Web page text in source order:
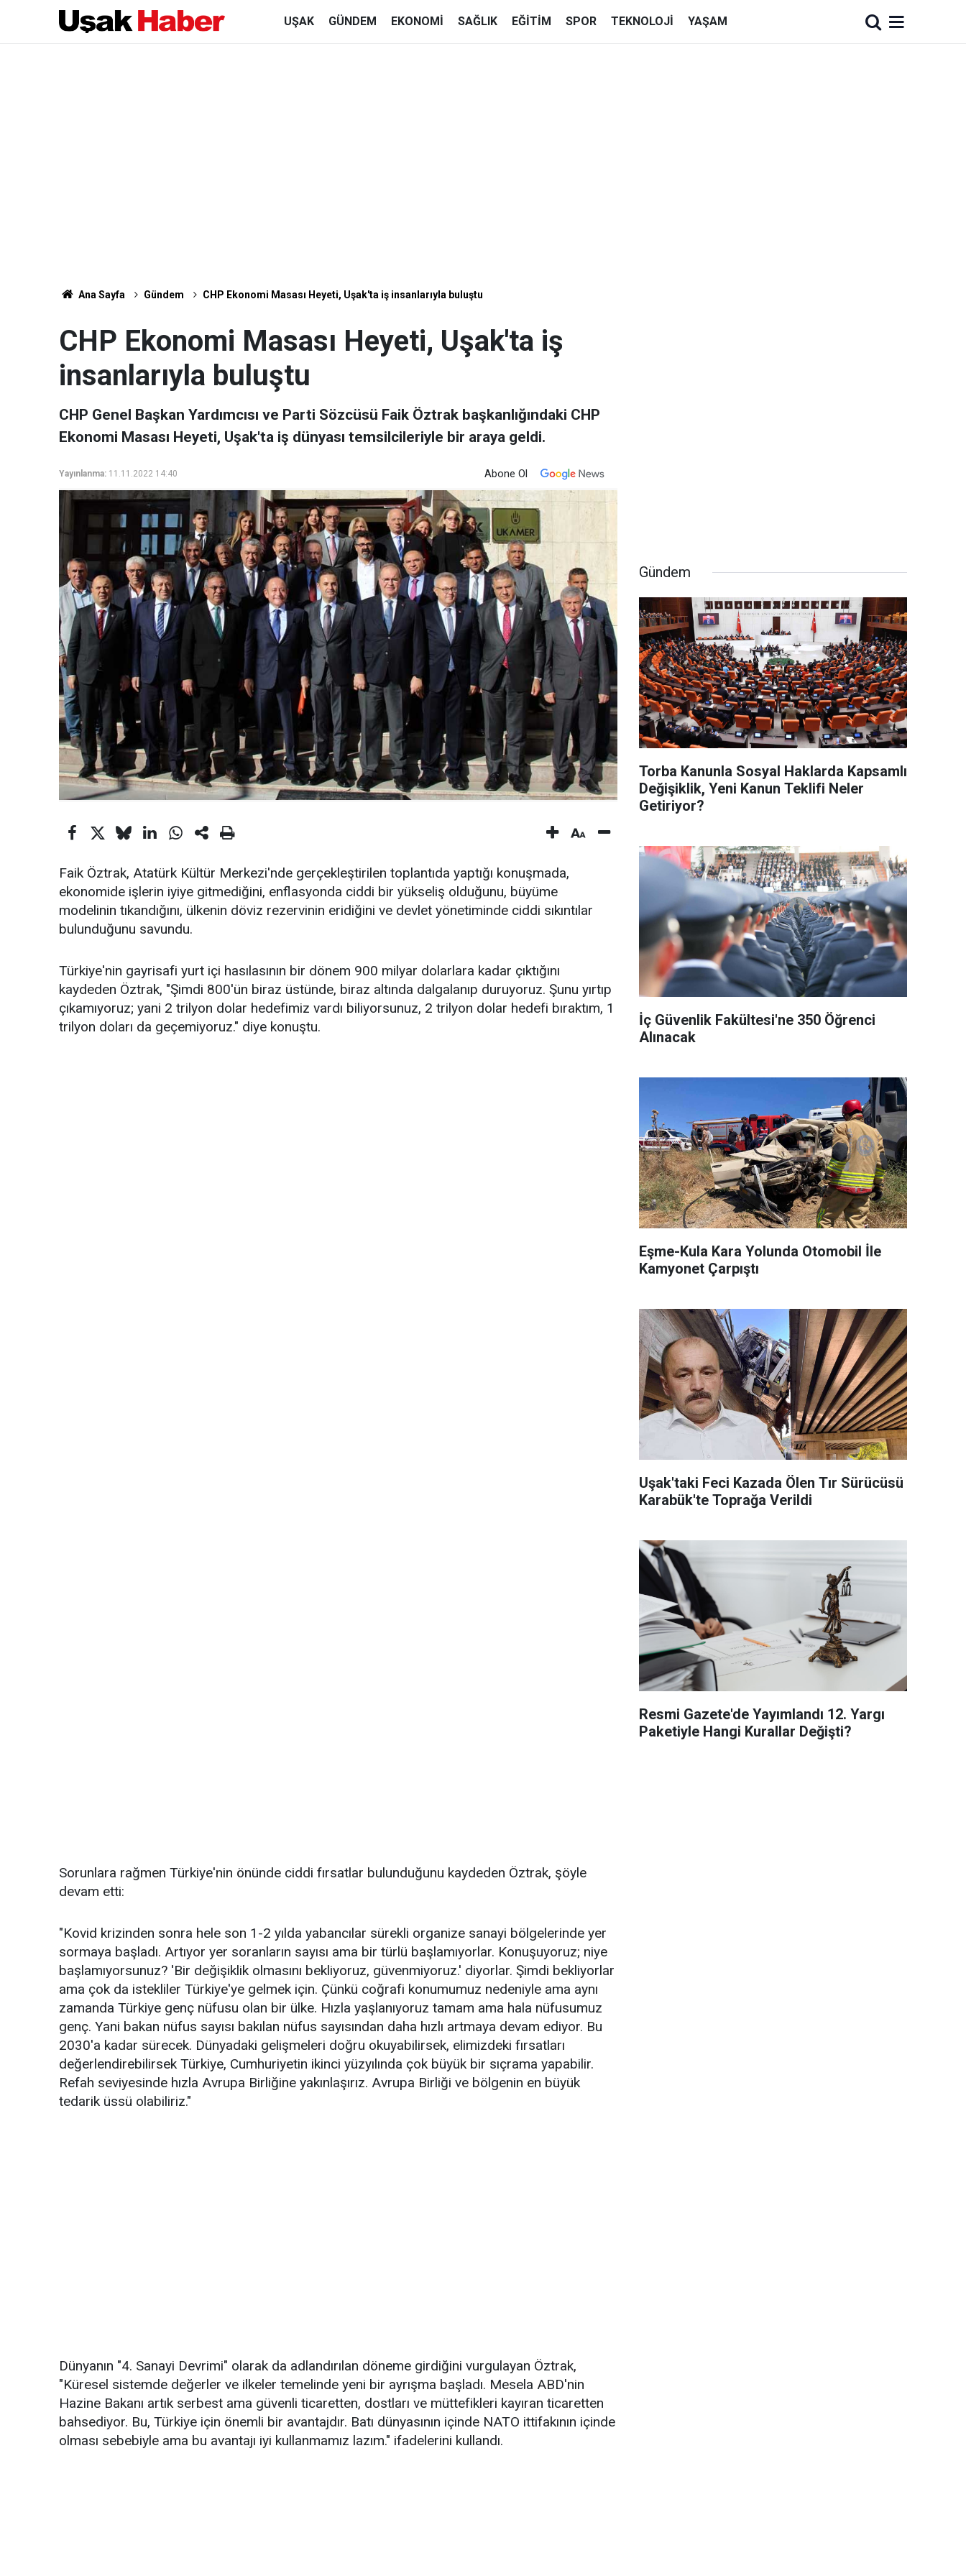
UŞAK GÜNDEM EKONOMI SAĞLIK EĞITIM SPOR TEKNOLOJI YAŞAM
Ana Sayfa Gündem CHP Ekonomi Masası Heyeti, Uşak'ta iş insanlarıyla buluştu
CHP Ekonomi Masası Heyeti, Uşak'ta iş
insanlarıyla buluştu
CHP Genel Başkan Yardımcısı ve Parti Sözcüsü Faik Öztrak başkanlığındaki CHP
Ekonomi Masası Heyeti, Uşak'ta iş dünyası temsilcileriyle bir araya geldi.
Yayınlanma: 11.11.2022 14:40 Abone Ol
Faik Öztrak, Atatürk Kültür Merkezi'nde gerçekleştirilen toplantıda yaptığı konuşmada,
ekonomide işlerin iyiye gitmediğini, enflasyonda ciddi bir yükseliş olduğunu, büyüme
modelinin tıkandığını, ülkenin döviz rezervinin eridiğini ve devlet yönetiminde ciddi sıkıntılar
bulunduğunu savundu.
Türkiye'nin gayrisafi yurt içi hasılasının bir dönem 900 milyar dolarlara kadar çıktığını
kaydeden Öztrak, "Şimdi 800'ün biraz üstünde, biraz altında dalgalanıp duruyoruz. Şunu yırtıp
çıkamıyoruz; yani 2 trilyon dolar hedefimiz vardı biliyorsunuz, 2 trilyon dolar hedefi bıraktım, 1
trilyon doları da geçemiyoruz." diye konuştu.
Sorunlara rağmen Türkiye'nin önünde ciddi fırsatlar bulunduğunu kaydeden Öztrak, şöyle
devam etti:
"Kovid krizinden sonra hele son 1-2 yılda yabancılar sürekli organize sanayi bölgelerinde yer
sormaya başladı. Artıyor yer soranların sayısı ama bir türlü başlamıyorlar. Konuşuyoruz; niye
başlamıyorsunuz? 'Bir değişiklik olmasını bekliyoruz, güvenmiyoruz.' diyorlar. Şimdi bekliyorlar
ama çok da istekliler Türkiye'ye gelmek için. Çünkü coğrafi konumumuz nedeniyle ama aynı
zamanda Türkiye genç nüfusu olan bir ülke. Hızla yaşlanıyoruz tamam ama hala nüfusumuz
genç. Yani bakan nüfus sayısı bakılan nüfus sayısından daha hızlı artmaya devam ediyor. Bu
2030'a kadar sürecek. Dünyadaki gelişmeleri doğru okuyabilirsek, elimizdeki fırsatları
değerlendirebilirsek Türkiye, Cumhuriyetin ikinci yüzyılında çok büyük bir sıçrama yapabilir.
Refah seviyesinde hızla Avrupa Birliğine yakınlaşırız. Avrupa Birliği ve bölgenin en büyük
tedarik üssü olabiliriz."
Dünyanın "4. Sanayi Devrimi" olarak da adlandırılan döneme girdiğini vurgulayan Öztrak,
"Küresel sistemde değerler ve ilkeler temelinde yeni bir ayrışma başladı. Mesela ABD'nin
Hazine Bakanı artık serbest ama güvenli ticaretten, dostları ve müttefikleri kayıran ticaretten
bahsediyor. Bu, Türkiye için önemli bir avantajdır. Batı dünyasının içinde NATO ittifakının içinde
olması sebebiyle ama bu avantajı iyi kullanmamız lazım." ifadelerini kullandı.
Gündem
Torba Kanunla Sosyal Haklarda Kapsamlı
Değişiklik, Yeni Kanun Teklifi Neler
Getiriyor?
İç Güvenlik Fakültesi'ne 350 Öğrenci
Alınacak
Eşme-Kula Kara Yolunda Otomobil İle
Kamyonet Çarpıştı
Uşak'taki Feci Kazada Ölen Tır Sürücüsü
Karabük'te Toprağa Verildi
Resmi Gazete'de Yayımlandı 12. Yargı
Paketiyle Hangi Kurallar Değişti?